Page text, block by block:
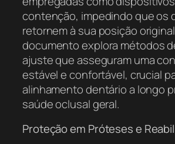
contenção, impedindo que os
retornem à sua posição
documento explora métodos
ajuste que asseguram uma
estável e confortável, crucial
alinhamento dentário a longo
saúde oclusal geral.
Proteção em Próteses e